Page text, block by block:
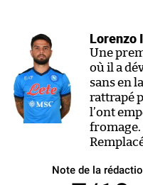
Lorenzo
Une
où il a
sans en
rattrapé
l’ont
fromage.
Note de la